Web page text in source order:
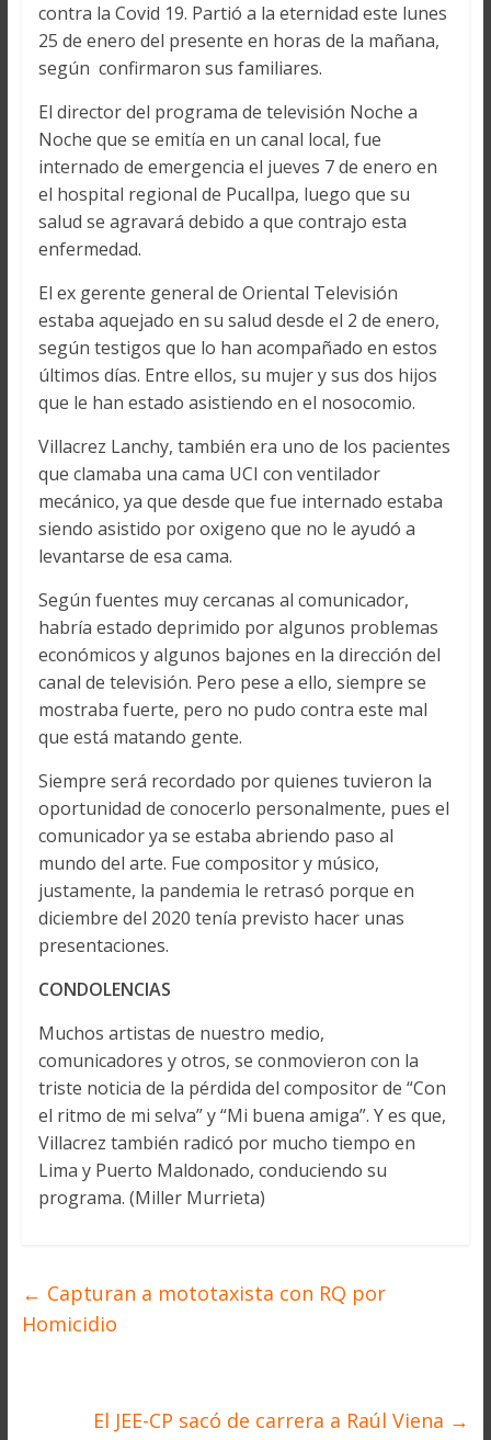
contra la Covid 19. Partió a la eternidad este lunes
25 de enero del presente en horas de la mañana,
según confirmaron sus familiares.
El director del programa de televisión Noche a
Noche que se emitía en un canal local, fue
internado de emergencia el jueves 7 de enero en
el hospital regional de Pucallpa, luego que su
salud se agravará debido a que contrajo esta
enfermedad.
El ex gerente general de Oriental Televisión
estaba aquejado en su salud desde el 2 de enero,
según testigos que lo han acompañado en estos
últimos días. Entre ellos, su mujer y sus dos hijos
que le han estado asistiendo en el nosocomio.
Villacrez Lanchy, también era uno de los pacientes
que clamaba una cama UCI con ventilador
mecánico, ya que desde que fue internado estaba
siendo asistido por oxigeno que no le ayudó a
levantarse de esa cama.
Según fuentes muy cercanas al comunicador,
habría estado deprimido por algunos problemas
económicos y algunos bajones en la dirección del
canal de televisión. Pero pese a ello, siempre se
mostraba fuerte, pero no pudo contra este mal
que está matando gente.
Siempre será recordado por quienes tuvieron la
oportunidad de conocerlo personalmente, pues el
comunicador ya se estaba abriendo paso al
mundo del arte. Fue compositor y músico,
justamente, la pandemia le retrasó porque en
diciembre del 2020 tenía previsto hacer unas
presentaciones.
CONDOLENCIAS
Muchos artistas de nuestro medio,
comunicadores y otros, se conmovieron con la
triste noticia de la pérdida del compositor de “Con
el ritmo de mi selva” y “Mi buena amiga”. Y es que,
Villacrez también radicó por mucho tiempo en
Lima y Puerto Maldonado, conduciendo su
programa. (Miller Murrieta)
← Capturan a mototaxista con RQ por
Homicidio
El JEE-CP sacó de carrera a Raúl Viena →